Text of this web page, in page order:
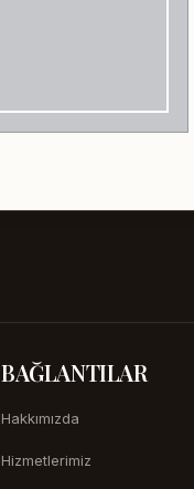
BAĞLANTILAR
Hakkımızda
Hizmetlerimiz